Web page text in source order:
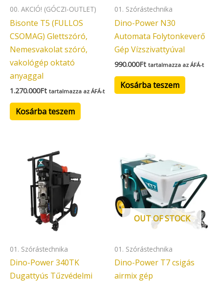
00. AKCIÓ! (GÓCZI-OUTLET)
Bisonte T5 (FULLOS
CSOMAG) Glettszóró,
Nemesvakolat szóró,
vakológép oktató
anyaggal
1.270.000Ft tartalmazza az ÁFÁ-t
Kosárba teszem
01. Szórástechnika
Dino-Power N30
Automata Folytonkeverő
Gép Vízszivattyúval
990.000Ft tartalmazza az ÁFÁ-t
Kosárba teszem
01. Szórástechnika
Dino-Power 340TK
Dugattyús Tűzvédelmi
OUT OF STOCK
01. Szórástechnika
Dino-Power T7 csigás
airmix gép